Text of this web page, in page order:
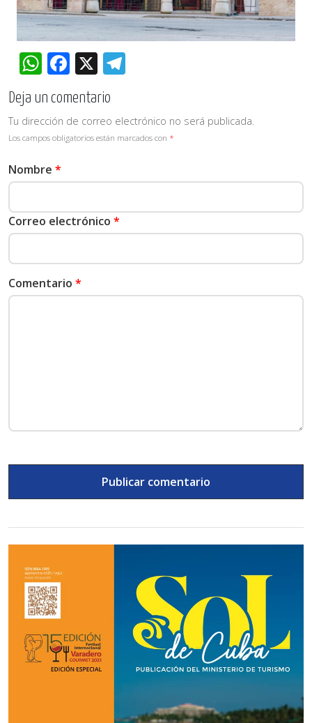
WhatsApp
Facebook
X
Deja un comentario
Tu dirección de correo electrónico no será publicada.
Los campos obligatorios están marcados con *
Nombre *
Correo electrónico *
Comentario *